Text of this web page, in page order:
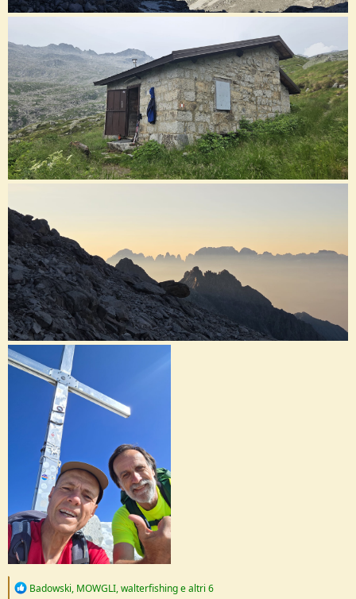
R
Badowski, MOWGLI,walterfishinge altri 6